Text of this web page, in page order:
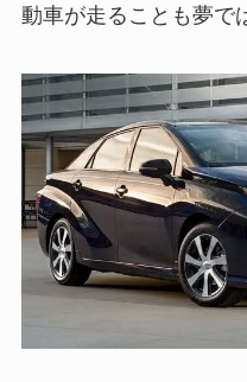
動車が走ることも夢で